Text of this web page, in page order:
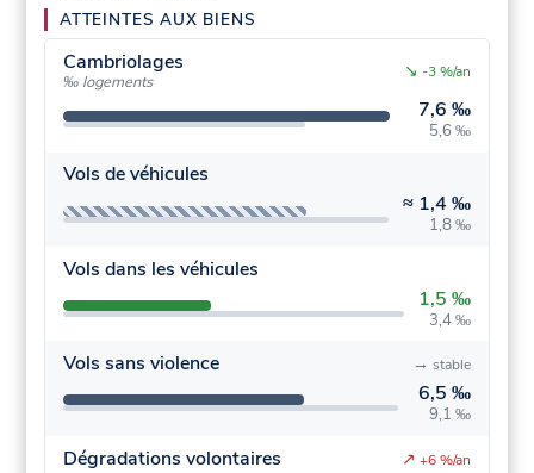
ATTEINTES AUX BIENS
Cambriolages
‰ logements
7,6 ‰
5,6 ‰
↘ -3 %/an
Vols de véhicules
≈ 1,4 ‰
1,8 ‰
Vols dans les véhicules
1,5 ‰
3,4 ‰
Vols sans violence
6,5 ‰
9,1 ‰
→ stable
Dégradations volontaires
↗ +6 %/an